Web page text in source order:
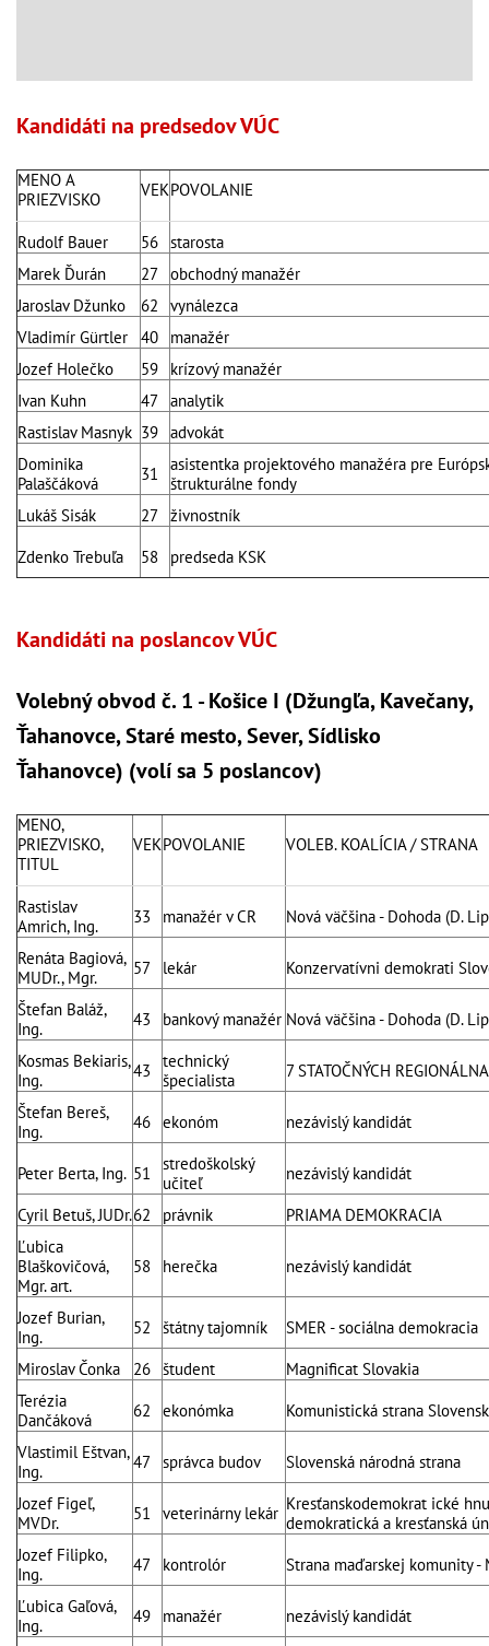
Kandidáti na predsedov VÚC
MENO A
PRIEZVISKO
VEKPOVOLANIE
Rudolf Bauer 56 starosta
Marek Ďurán
27 obchodný manažér
Jaroslav Džunko
62
vynálezca
Vladimír Gürtler
40
manažér
Jozef Holečko
59
krízový manažér
Ivan Kuhn
47 analytik
Rastislav Masnyk 39 advokát
Dominika
Palaščáková
31
asistentka projektového manažéra pre
štrukturálne fondy
Lukáš Sisák
27 živnostník
Zdenko Trebuľa
58 predseda KSK
Kandidáti na poslancov VÚC
Volebný obvod č. 1 - Košice I (Džungľa, Kavečany,
Ťahanovce, Staré mesto, Sever, Sídlisko
Ťahanovce) (volí sa 5 poslancov)
MENO,
PRIEZVISKO,
TITUL
VEKPOVOLANIE VOLEB. KOALÍCIA / STRANA
Rastislav
Amrich, Ing.
33 manažér v CR
Nová väčšina - Dohoda (D.
Renáta Bagiová,
MUDr., Mgr.
57 lekár
Konzervatívni demokrati
Štefan Baláž,
Ing.
43 bankový manažér Nová väčšina - Dohoda (D.
Kosmas Bekiaris,
Ing.
43
technický
špecialista
7 STATOČNÝCH
Štefan Bereš,
Ing.
46 ekonóm nezávislý kandidát
Peter Berta, Ing. 51
stredoškolský
učiteľ
nezávislý kandidát
Cyril Betuš, JUDr.62 právnik
PRIAMA DEMOKRACIA
Ľubica
Blaškovičová,
Mgr. art.
58 herečka nezávislý kandidát
Jozef Burian,
Ing.
52 štátny tajomník
SMER - sociálna demokracia
Miroslav Čonka
26 študent
Magnificat Slovakia
Terézia
Dančáková
62 ekonómka
Komunistická strana
Vlastimil Eštvan,
Ing.
47 správca budov
Slovenská národná strana
Jozef Figeľ,
MVDr.
51 veterinárny lekár Kresťanskodemokrat ické
demokratická a kresťanská
Jozef Filipko,
Ing.
47 kontrolór
Strana maďarskej komunity -
Ľubica Gaľová,
Ing.
49 manažér
nezávislý kandidát